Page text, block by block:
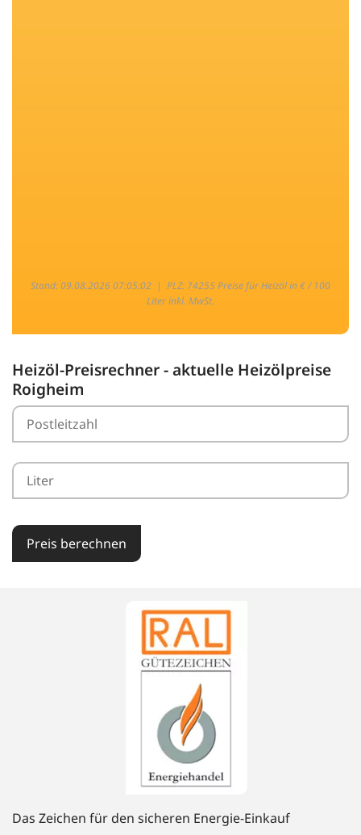
Stand: 09.08.2026 07:05:02 | PLZ: 74255 Preise für Heizöl in € / 100
Liter inkl. MwSt.
Heizöl-Preisrechner - aktuelle Heizölpreise
Roigheim
Preis berechnen
Das Zeichen für den sicheren Energie-Einkauf